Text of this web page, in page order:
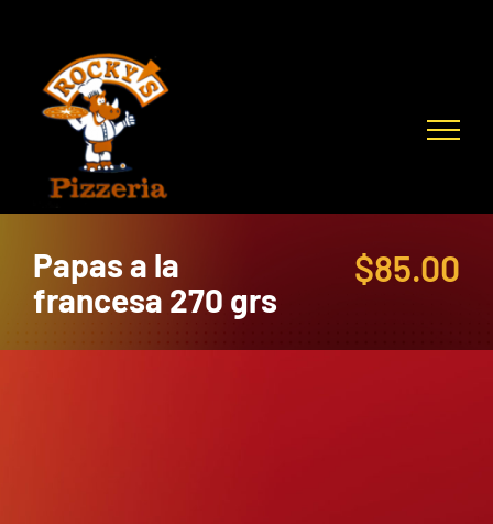
content
Papas a la
francesa 270 grs
$85.00